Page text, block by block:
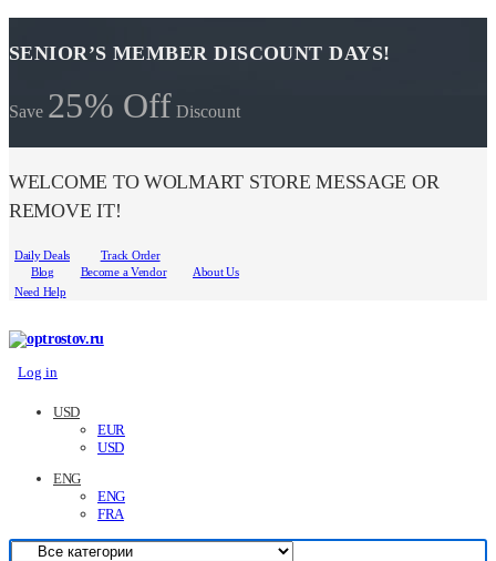
SENIOR’S MEMBER DISCOUNT DAYS!
Save 25% Off Discount
WELCOME TO WOLMART STORE MESSAGE OR
REMOVE IT!
Daily Deals
Track Order
Blog
Become a Vendor
About Us
Need Help
Log in
USD
EUR
USD
ENG
ENG
FRA